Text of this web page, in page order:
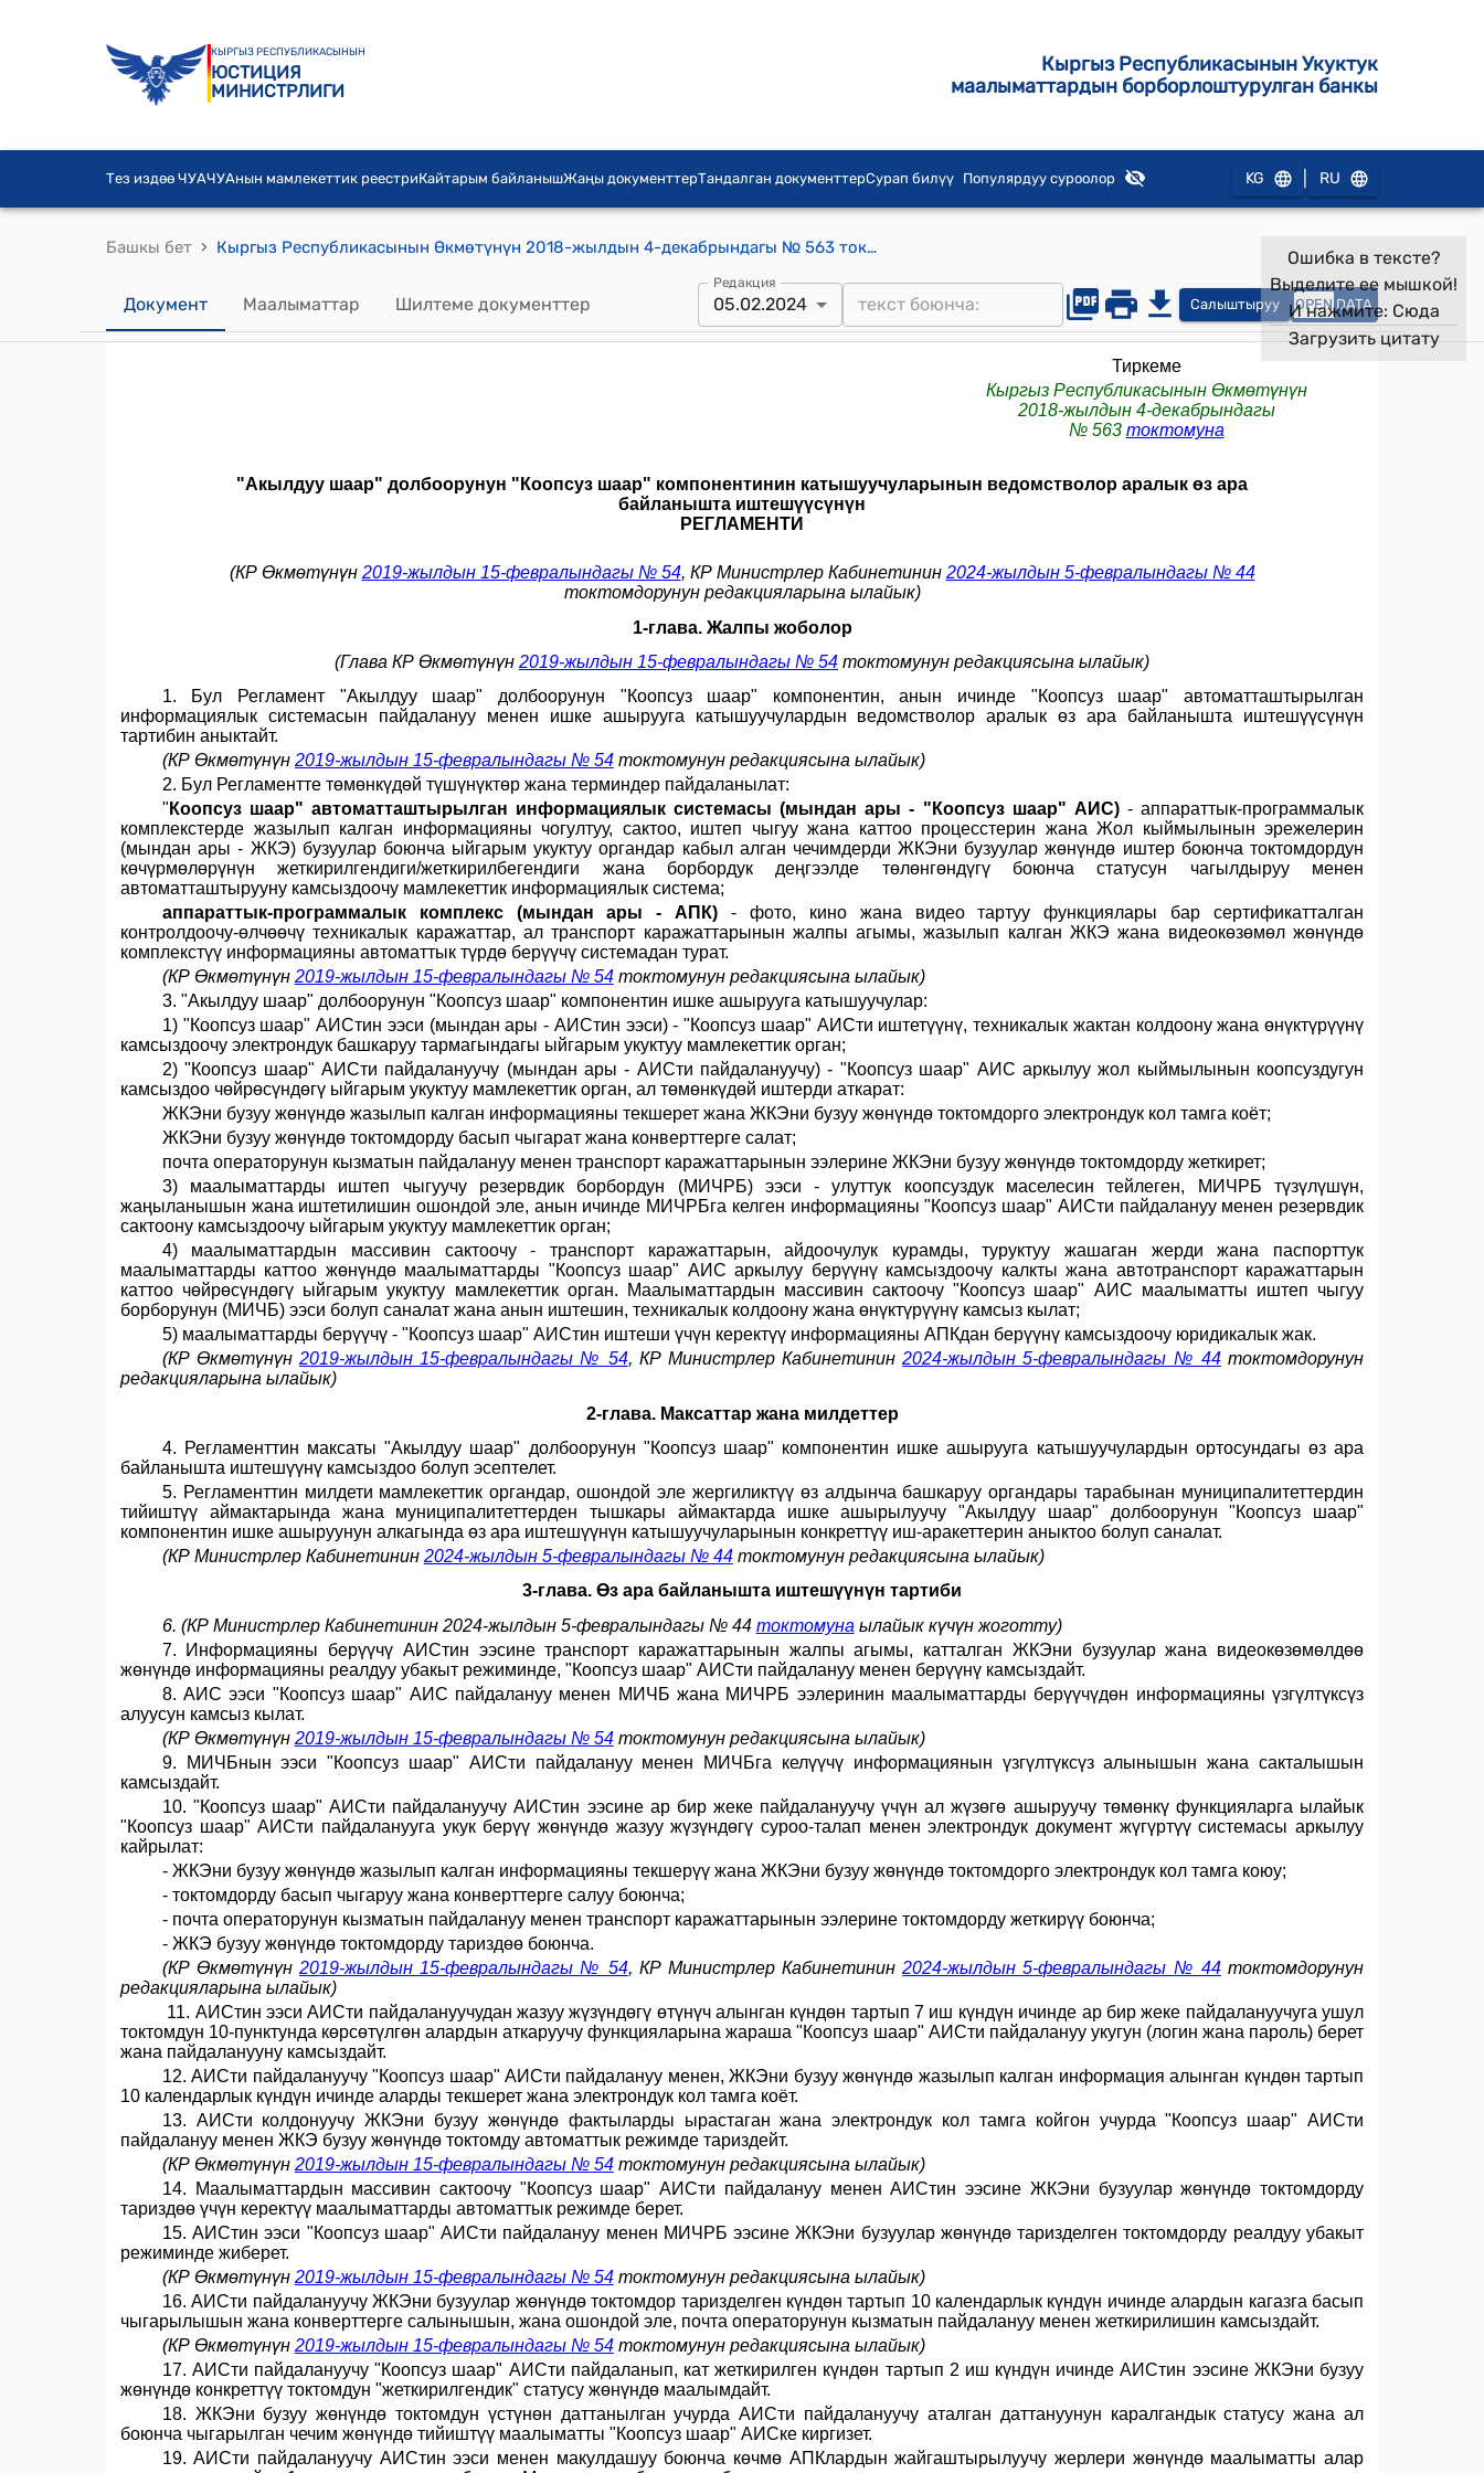
КЫРГЫЗ РЕСПУБЛИКАСЫНЫН
ЮСТИЦИЯ
МИНИСТРЛИГИ
Кыргыз Республикасынын Укуктук
маалыматтардын борборлоштурулган банкы
Тез издөө ЧУАЧУАнын мамлекеттик реестриКайтарым байланышЖаңы документтерТандалган документтерСурап билүү Популярдуу суроолор KG RU
Башкы бет › Кыргыз Республикасынын Өкмөтүнүн 2018-жылдын 4-декабрындагы № 563 токтомуна "Акылдуу шаар" долбоорунун "Коопсуз шаар" компонентинин катышуучуларынын ведомстволор аралык өз ара байланышта иштешүүсүнүн РЕГЛАМЕНТИ"
Документ Маалыматтар Шилтеме документтер
Редакция
05.02.2024 Салыштыруу OPEN DATA
Ошибка в тексте?
Выделите ее мышкой!
И нажмите: Сюда
Загрузить цитату